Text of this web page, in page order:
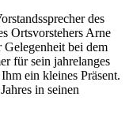
des
Ortsvorstehers Arne
Gelegenheit bei dem
für sein jahrelanges
ein kleines Präsent.
in seinen